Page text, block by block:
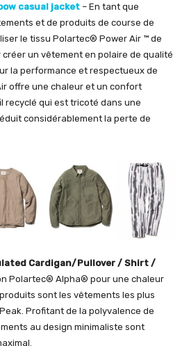
casual jacket – En tant que
et de produits de course de
le tissu Polartec® Power Air ™ de
un vêtement en polaire de qualité
la performance et respectueux de
offre une chaleur et un confort
recyclé qui est tricoté dans une
considérablement la perte de
Cardigan/Pullover / Shirt /
Polartec® Alpha® pour une chaleur
sont les vêtements les plus
Profitant de la polyvalence de
au design minimaliste sont